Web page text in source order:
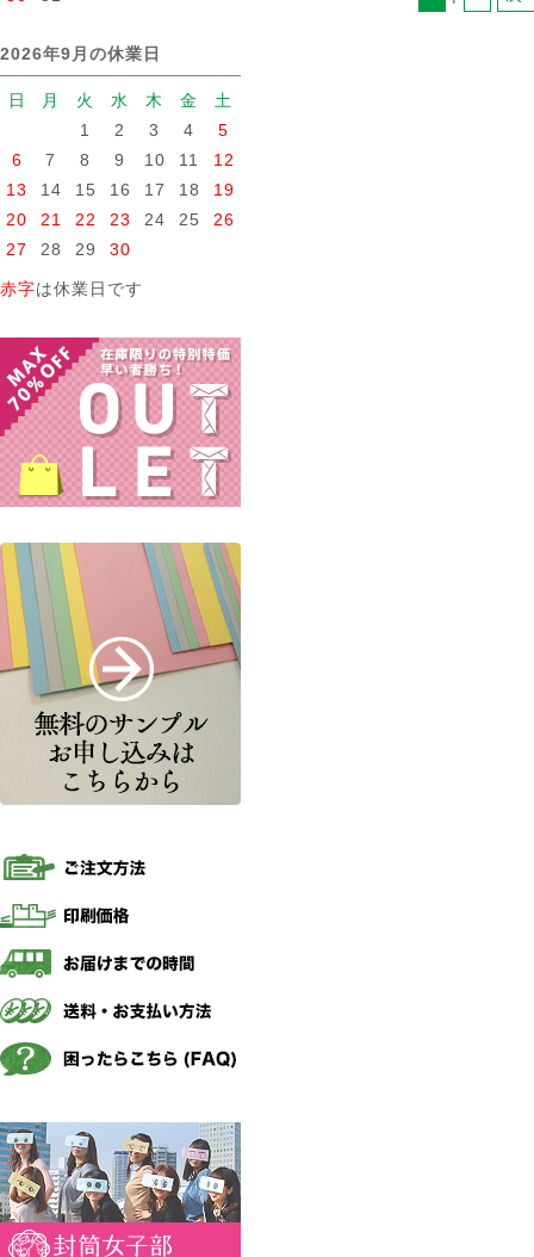
2026年9月の休業日
日 月 火 水 木 金
土
1
2 3 4
5
6
7 8 9 10 11
12
13
14 15 16 17 18
19
20
21 22 23 24 25
26
27
28 29 30
赤字は休業日です